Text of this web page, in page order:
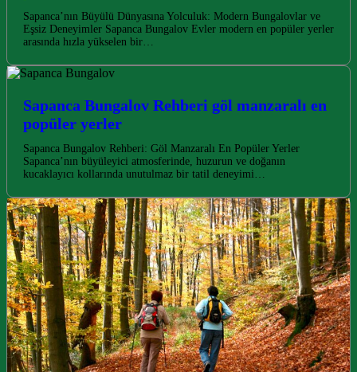
Sapanca’nın Büyülü Dünyasına Yolculuk: Modern Bungalovlar ve
Eşsiz Deneyimler Sapanca Bungalov Evler modern en popüler yerler
arasında hızla yükselen bir…
Sapanca Bungalov Rehberi göl manzaralı en
popüler yerler
Sapanca Bungalov Rehberi: Göl Manzaralı En Popüler Yerler
Sapanca’nın büyüleyici atmosferinde, huzurun ve doğanın
kucaklayıcı kollarında unutulmaz bir tatil deneyimi…